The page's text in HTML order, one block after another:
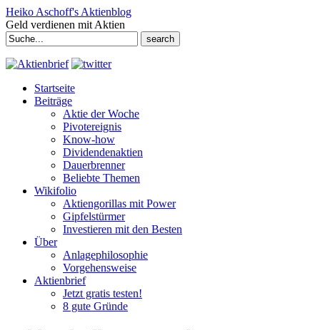
Heiko Aschoff's Aktienblog
Geld verdienen mit Aktien
Search
for:
Startseite
Beiträge
Aktie der Woche
Pivotereignis
Know-how
Dividendenaktien
Dauerbrenner
Beliebte Themen
Wikifolio
Aktiengorillas mit Power
Gipfelstürmer
Investieren mit den Besten
Über
Anlagephilosophie
Vorgehensweise
Aktienbrief
Jetzt gratis testen!
8 gute Gründe